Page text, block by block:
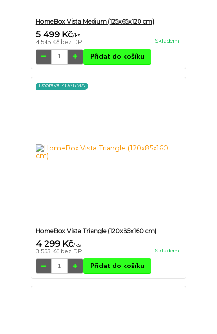
HomeBox Vista Medium (125x65x120 cm)
5 499 Kč/ks
4 545 Kč bez DPH Skladem
Přidat do košíku
Doprava ZDARMA
HomeBox Vista Triangle (120x85x160 cm)
4 299 Kč/ks
3 553 Kč bez DPH Skladem
Přidat do košíku